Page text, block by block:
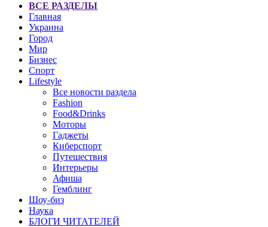
ВСЕ РАЗДЕЛЫ
Главная
Украина
Город
Мир
Бизнес
Спорт
Lifestyle
Все новости раздела
Fashion
Food&Drinks
Моторы
Гаджеты
Киберспорт
Путешествия
Интерьеры
Афиша
Гемблинг
Шоу-биз
Наука
БЛОГИ ЧИТАТЕЛЕЙ